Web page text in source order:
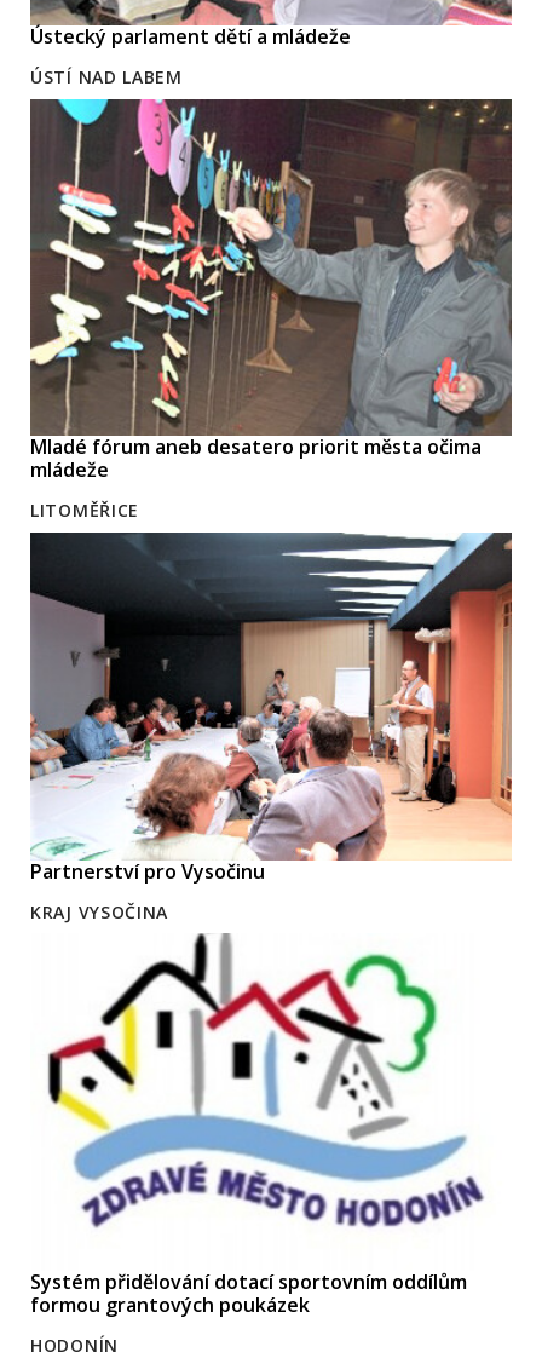
Ústecký parlament dětí a mládeže
ÚSTÍ NAD LABEM
Mladé fórum aneb desatero priorit města očima
mládeže
LITOMĚŘICE
Partnerství pro Vysočinu
KRAJ VYSOČINA
Systém přidělování dotací sportovním oddílům
formou grantových poukázek
HODONÍN